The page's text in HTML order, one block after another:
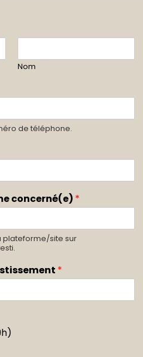
Nom
de téléphone.
concerné(e) *
plateforme/site sur
*